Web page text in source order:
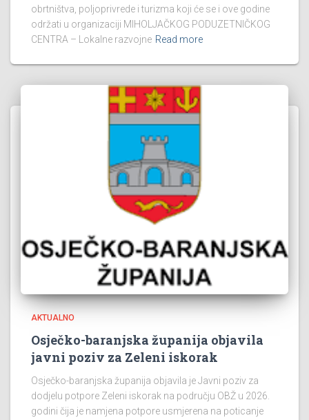
obrtništva, poljoprivrede i turizma koji će se i ove godine
održati u organizaciji MIHOLJAČKOG PODUZETNIČKOG
CENTRA – Lokalne razvojne Read more
AKTUALNO
Osječko-baranjska županija objavila
javni poziv za Zeleni iskorak
Osječko-baranjska županija objavila je Javni poziv za
dodjelu potpore Zeleni iskorak na području OBŽ u 2026.
godini čija je namjena potpore usmjerena na poticanje